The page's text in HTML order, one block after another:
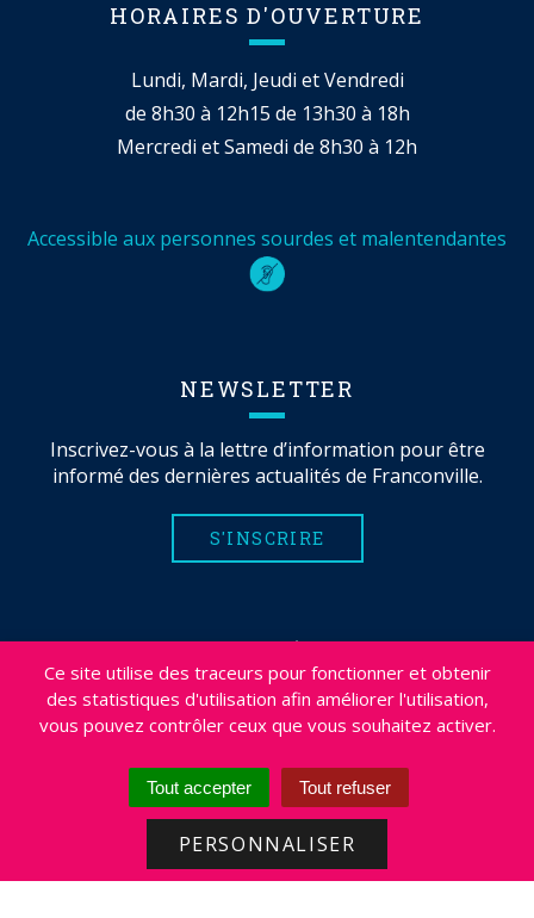
Ce site utilise des traceurs pour fonctionner et obtenir
des statistiques d'utilisation afin améliorer l'utilisation,
vous pouvez contrôler ceux que vous souhaitez activer.
Tout accepter Tout refuser
PERSONNALISER
HORAIRES D'OUVERTURE
Lundi, Mardi, Jeudi et Vendredi
de 8h30 à 12h15 de 13h30 à 18h
Mercredi et Samedi de 8h30 à 12h
Accessible aux personnes sourdes et malentendantes
NEWSLETTER
Inscrivez-vous à la lettre d’information pour être
informé des dernières actualités de Franconville.
S'INSCRIRE
MENTIONS LÉGALES
PLAN DU SITE
CRÉDITS
PROJETS
DÉSABONNEMENT NEWSLETTER
ACCESSIBILITÉ : NON CONFORME